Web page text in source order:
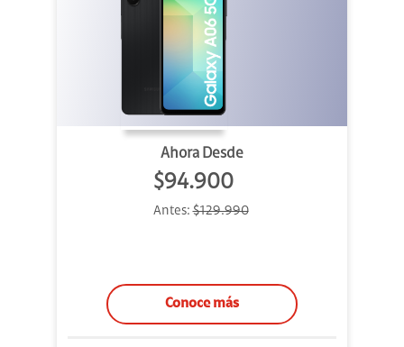
Ahora Desde
$94.900
Antes:$129.990
Conoce más